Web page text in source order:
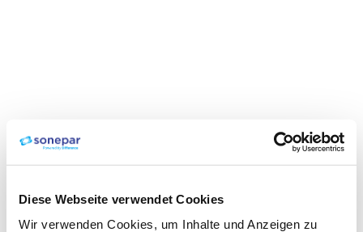
Diese Webseite verwendet Cookies
Wir verwenden Cookies, um Inhalte und Anzeigen zu